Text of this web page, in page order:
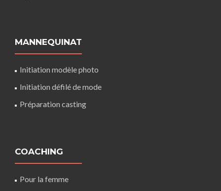
MANNEQUINAT
Initiation modèle photo
Initiation défilé de mode
Préparation casting
COACHING
Pour la femme